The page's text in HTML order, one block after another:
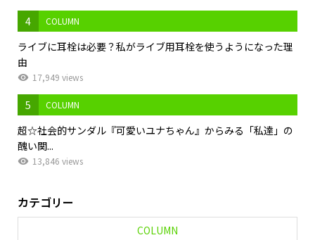
4 COLUMN
ライブに耳栓は必要？私がライブ用耳栓を使うようになった理
由
17,949 views
5 COLUMN
超☆社会的サンダル『可愛いユナちゃん』からみる「私達」の
醜い関...
13,846 views
カテゴリー
COLUMN